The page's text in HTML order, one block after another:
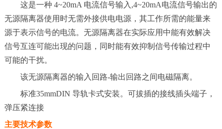
这是一种 4~20mA 电流信号输入,4~20mA电流信号输出的
无源隔离器使用时无需外接供电电源，其工作所需的能量来
源于表示信号的电流。无源隔离器在实际应用中能有效解决
信号互连可能出现的问题，同时能有效抑制信号传输过程中
可能的干扰。
该无源隔离器的输入回路-输出回路之间电磁隔离。
标准35mmDIN 导轨卡式安装。可拔插的接线插头端子，
弹压紧连接
主要技术参数